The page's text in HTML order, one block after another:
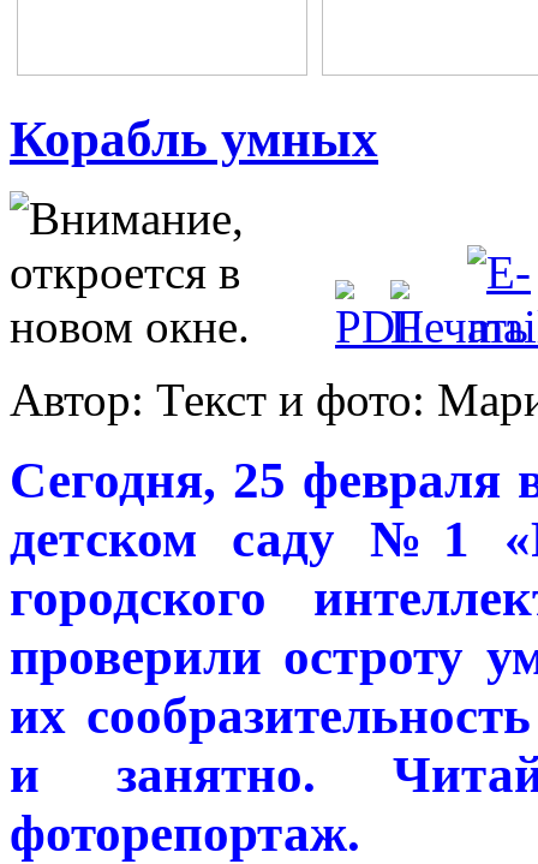
Корабль умных
Автор: Текст и фото:
Сегодня, 25 февраля
детском саду №1
городского
проверили остроту
их
и занятно.
фоторепортаж.